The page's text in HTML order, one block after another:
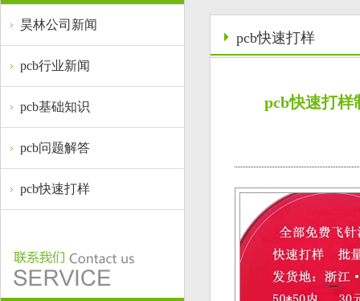
昊林公司新闻
pcb行业新闻
pcb基础知识
pcb问题解答
pcb快速打样
pcb快速打样
pcb快速打样